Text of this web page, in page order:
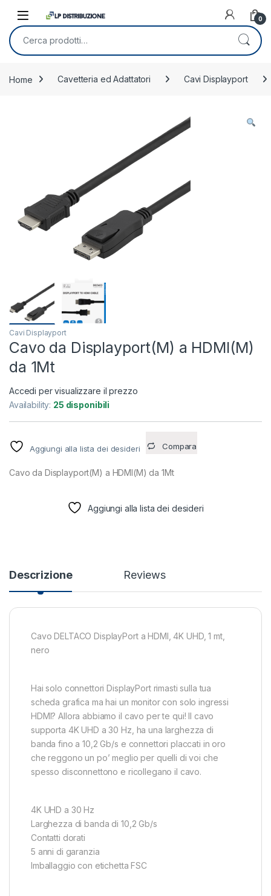
0
Cerca:
Home Cavetteria ed Adattatori Cavi Displayport
Cavi Displayport
Cavo da Displayport(M) a HDMI(M)
da 1Mt
Accedi per visualizzare il prezzo
Availability: 25 disponibili
Aggiungi alla lista dei desideri Compara
Cavo da Displayport(M) a HDMI(M) da 1Mt
Aggiungi alla lista dei desideri
Descrizione Reviews
Cavo DELTACO DisplayPort a HDMI, 4K UHD, 1 mt,
nero
Hai solo connettori DisplayPort rimasti sulla tua
scheda grafica ma hai un monitor con solo ingressi
HDMI? Allora abbiamo il cavo per te qui! Il cavo
supporta 4K UHD a 30 Hz, ha una larghezza di
banda fino a 10,2 Gb/s e connettori placcati in oro
che reggono un po’ meglio per quelli di voi che
spesso disconnettono e ricollegano il cavo.
4K UHD a 30 Hz
Larghezza di banda di 10,2 Gb/s
Contatti dorati
5 anni di garanzia
Imballaggio con etichetta FSC